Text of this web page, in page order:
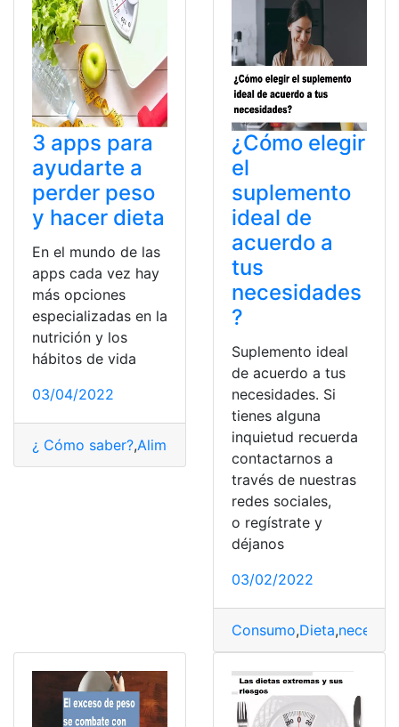
3 apps para
ayudarte a
perder peso
y hacer dieta
En el mundo de las
apps cada vez hay
más opciones
especializadas en la
nutrición y los
hábitos de vida
03/04/2022
¿ Cómo saber?,Alimentos Dieta,Hábitos ,Perder peso
¿Cómo elegir
el
suplemento
ideal de
acuerdo a
tus
necesidades
?
Suplemento ideal
de acuerdo a tus
necesidades. Si
tienes alguna
inquietud recuerda
contactarnos a
través de nuestras
redes sociales,
o regístrate y
déjanos
03/02/2022
Consumo,Dieta,